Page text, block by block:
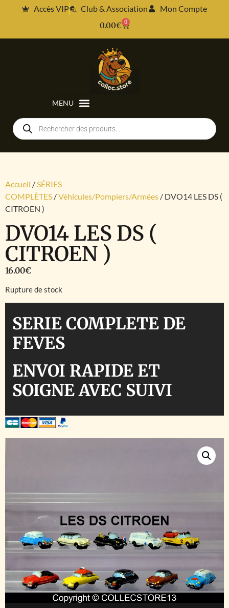
Accès VIP Club & Association
Mon Compte
0.00€ 0
Accueil /SÉRIES
COMPLÈTES /Véhicules/Pompiers/Armées / DVO14 LES DS (
CITROEN )
DVO14 LES DS (
CITROEN )
16.00€
Rupture de stock
SERIE COMPLETE DE
FEVES
ENVOI RAPIDE ET
SOIGNE AVEC SUIVI